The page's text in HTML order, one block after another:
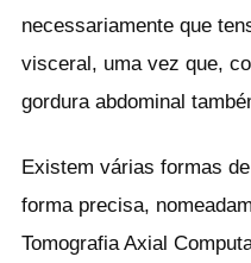
necessariamente que
visceral, uma vez que,
gordura abdominal
Existem várias formas
forma precisa,
Tomografia Axial